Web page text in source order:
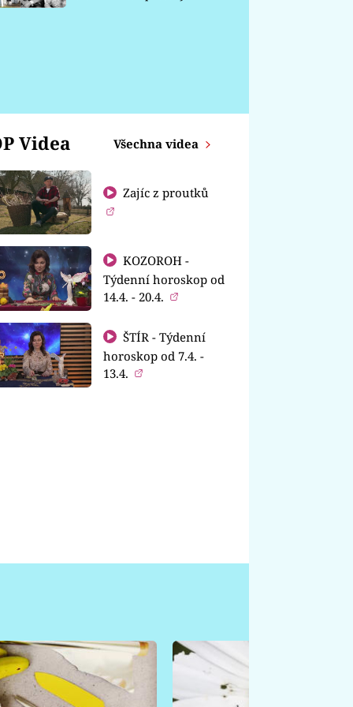
Videa Všechna videa
Zajíc z proutků
KOZOROH -
Týdenní horoskop od
14.4. - 20.4.
ŠTÍR - Týdenní
horoskop od 7.4. -
13.4.